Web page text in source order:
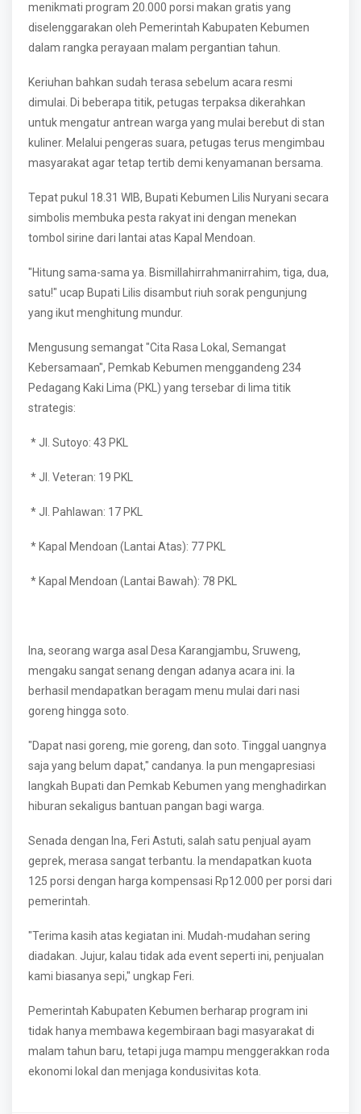
menikmati program 20.000 porsi makan gratis yang
diselenggarakan oleh Pemerintah Kabupaten Kebumen
dalam rangka perayaan malam pergantian tahun.
Keriuhan bahkan sudah terasa sebelum acara resmi
dimulai. Di beberapa titik, petugas terpaksa dikerahkan
untuk mengatur antrean warga yang mulai berebut di stan
kuliner. Melalui pengeras suara, petugas terus mengimbau
masyarakat agar tetap tertib demi kenyamanan bersama.
Tepat pukul 18.31 WIB, Bupati Kebumen Lilis Nuryani secara
simbolis membuka pesta rakyat ini dengan menekan
tombol sirine dari lantai atas Kapal Mendoan.
"Hitung sama-sama ya. Bismillahirrahmanirrahim, tiga, dua,
satu!" ucap Bupati Lilis disambut riuh sorak pengunjung
yang ikut menghitung mundur.
Mengusung semangat "Cita Rasa Lokal, Semangat
Kebersamaan", Pemkab Kebumen menggandeng 234
Pedagang Kaki Lima (PKL) yang tersebar di lima titik
strategis:
* Jl. Sutoyo: 43 PKL
* Jl. Veteran: 19 PKL
* Jl. Pahlawan: 17 PKL
* Kapal Mendoan (Lantai Atas): 77 PKL
* Kapal Mendoan (Lantai Bawah): 78 PKL
Ina, seorang warga asal Desa Karangjambu, Sruweng,
mengaku sangat senang dengan adanya acara ini. Ia
berhasil mendapatkan beragam menu mulai dari nasi
goreng hingga soto.
"Dapat nasi goreng, mie goreng, dan soto. Tinggal uangnya
saja yang belum dapat," candanya. Ia pun mengapresiasi
langkah Bupati dan Pemkab Kebumen yang menghadirkan
hiburan sekaligus bantuan pangan bagi warga.
Senada dengan Ina, Feri Astuti, salah satu penjual ayam
geprek, merasa sangat terbantu. Ia mendapatkan kuota
125 porsi dengan harga kompensasi Rp12.000 per porsi dari
pemerintah.
"Terima kasih atas kegiatan ini. Mudah-mudahan sering
diadakan. Jujur, kalau tidak ada event seperti ini, penjualan
kami biasanya sepi," ungkap Feri.
Pemerintah Kabupaten Kebumen berharap program ini
tidak hanya membawa kegembiraan bagi masyarakat di
malam tahun baru, tetapi juga mampu menggerakkan roda
ekonomi lokal dan menjaga kondusivitas kota.